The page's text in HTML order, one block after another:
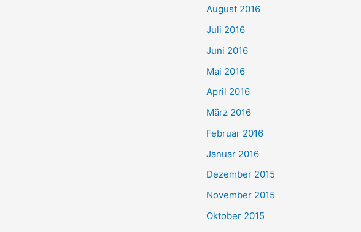
August 2016
Juli 2016
Juni 2016
Mai 2016
April 2016
März 2016
Februar 2016
Januar 2016
Dezember 2015
November 2015
Oktober 2015